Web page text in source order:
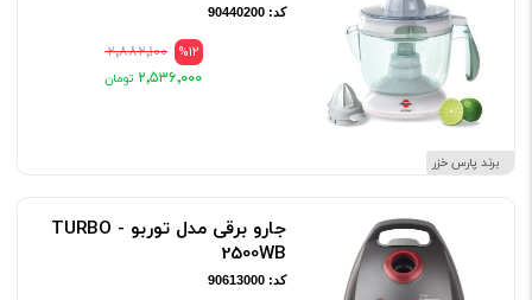
برند پارس خزر
کد: 90440200
%12 ۲٬۸۸۲٬۱۰۰
۲٬۵۳۶٬۰۰۰
جارو برقی مدل توربو - TURBO
2500WB
کد: 90613000